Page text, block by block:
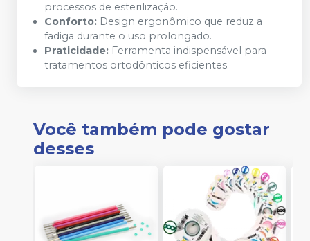
processos de esterilização.
Conforto: Design ergonômico que reduz a
fadiga durante o uso prolongado.
Praticidade: Ferramenta indispensável para
tratamentos ortodônticos eficientes.
Você também pode gostar
desses